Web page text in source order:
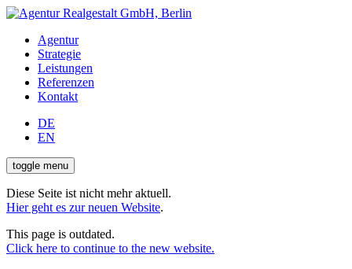
Agentur
Strategie
Leistungen
Referenzen
Kontakt
DE
EN
toggle menu
Diese Seite ist nicht mehr aktuell.
Hier geht es zur neuen Website.
This page is outdated.
Click here to continue to the new website.